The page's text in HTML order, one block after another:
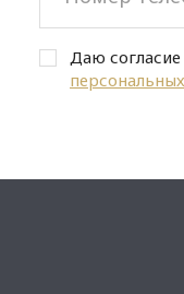
Даю